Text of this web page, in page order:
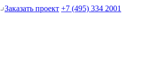
Заказать проект +7 (495) 334 2001